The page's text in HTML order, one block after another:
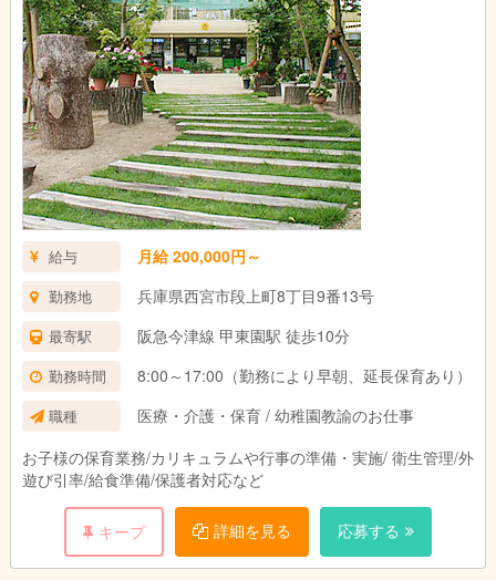
給与 月給 200,000円～
勤務地 兵庫県西宮市段上町8丁目9番13号
最寄駅 阪急今津線 甲東園駅 徒歩10分
勤務時間 8:00～17:00（勤務により早朝、延長保育あり）
職種
医療・介護・保育 / 幼稚園教諭のお仕事
お子様の保育業務/カリキュラムや行事の準備・実施/ 衛生管理/外
遊び引率/給食準備/保護者対応など
キープ 詳細を見る 応募する